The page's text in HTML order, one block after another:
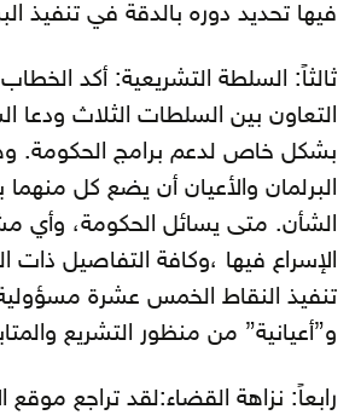
فيها تحديد دوره بالدقة في تنفيذ
ثالثاً: السلطة التشريعية: أكد
التعاون بين السلطات الثلاث ودعا
بشكل خاص لدعم برامج الحكومة.
البرلمان والأعيان أن يضع كل
الشأن. متى يسائل الحكومة، وأي
الإسراع فيها ،وكافة التفاصيل ذات
تنفيذ النقاط الخمس عشرة مسؤولية
و”أعيانية” من منظور التشريع
رابعاً: نزاهة القضاء:لقد تراجع موقع